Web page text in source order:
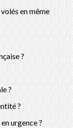
en même
?
?
?
urgence ?